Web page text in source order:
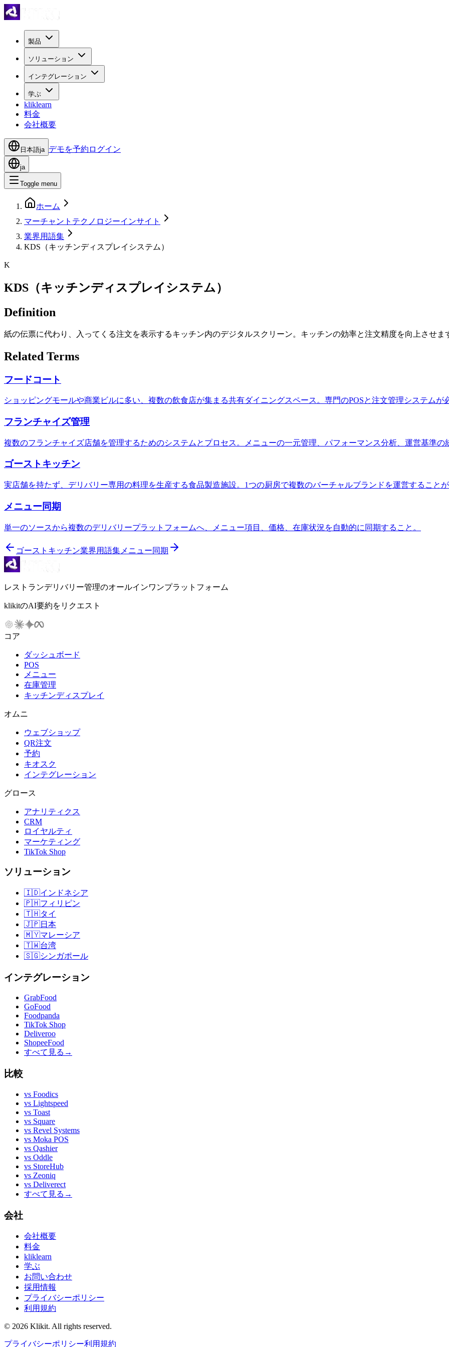
製品
ソリューション
インテグレーション
学ぶ
kliklearn
料金
会社概要
日本語ja デモを予約 ログイン
ja
Toggle menu
ホーム
マーチャントテクノロジーインサイト
業界用語集
KDS（キッチンディスプレイシステム）
K
KDS（キッチンディスプレイシステム）
Definition
紙の伝票に代わり、入ってくる注文を表示するキッチン内のデジタルスクリーン。キッチンの効率と注文精度を向上させま
Related Terms
フードコート
ショッピングモールや商業ビルに多い、複数の飲食店が集まる共有ダイニングスペース。専門のPOSと注文管理システムが
フランチャイズ管理
複数のフランチャイズ店舗を管理するためのシステムとプロセス。メニューの一元管理、パフォーマンス分析、運営基準の
ゴーストキッチン
実店舗を持たず、デリバリー専用の料理を生産する食品製造施設。1つの厨房で複数のバーチャルブランドを運営することが
メニュー同期
単一のソースから複数のデリバリープラットフォームへ、メニュー項目、価格、在庫状況を自動的に同期すること。
ゴーストキッチン業界用語集 メニュー同期
レストランデリバリー管理のオールインワンプラットフォーム
klikitのAI要約をリクエスト
コア
ダッシュボード
POS
メニュー
在庫管理
キッチンディスプレイ
オムニ
ウェブショップ
QR注文
予約
キオスク
インテグレーション
グロース
アナリティクス
CRM
ロイヤルティ
マーケティング
TikTok Shop
ソリューション
🇮🇩インドネシア
🇵🇭フィリピン
🇹🇭タイ
🇯🇵日本
🇲🇾マレーシア
🇹🇼台湾
🇸🇬シンガポール
インテグレーション
GrabFood
GoFood
Foodpanda
TikTok Shop
Deliveroo
ShopeeFood
すべて見る →
比較
vs Foodics
vs Lightspeed
vs Toast
vs Square
vs Revel Systems
vs Moka POS
vs Qashier
vs Oddle
vs StoreHub
vs Zeoniq
vs Deliverect
すべて見る →
会社
会社概要
料金
kliklearn
学ぶ
お問い合わせ
採用情報
プライバシーポリシー
利用規約
© 2026 Klikit. All rights reserved.
プライバシーポリシー利用規約